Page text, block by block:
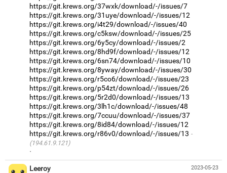
https://git.krews.org/37wxk/download/-/issues/7
https://git.krews.org/31uye/download/-/issues/12
https://git.krews.org/i4t29/download/-/issues/40
https://git.krews.org/c5ksw/download/-/issues/25
https://git.krews.org/6y5cy/download/-/issues/2
https://git.krews.org/8hd9f/download/-/issues/12
https://git.krews.org/6sn74/download/-/issues/10
https://git.krews.org/8yway/download/-/issues/30
https://git.krews.org/r5co6/download/-/issues/23
https://git.krews.org/p54zt/download/-/issues/26
https://git.krews.org/5r2d0/download/-/issues/13
https://git.krews.org/3lh1c/download/-/issues/48
https://git.krews.org/7ccuu/download/-/issues/37
https://git.krews.org/8id84/download/-/issues/12
https://git.krews.org/r86v0/download/-/issues/13
(194.61.9.121)
·
2023-05-23
Leeroy